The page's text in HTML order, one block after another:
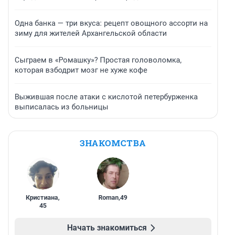
Одна банка — три вкуса: рецепт овощного ассорти на
зиму для жителей Архангельской области
Сыграем в «Ромашку»? Простая головоломка,
которая взбодрит мозг не хуже кофе
Выжившая после атаки с кислотой петербурженка
выписалась из больницы
ЗНАКОМСТВА
Кристиана,
45
Roman,49
Начать знакомиться